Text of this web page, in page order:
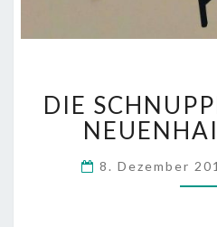
I
E
S
C
H
DIE
8. Dezember